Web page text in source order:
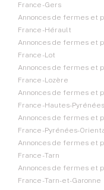
France - Gers
Annonces de fermes et
France - Hérault
Annonces de fermes et
France - Lot
Annonces de fermes et
France - Lozère
Annonces de fermes et
France - Hautes-Pyrénées
Annonces de fermes et
France - Pyrénées-
Annonces de fermes et
France - Tarn
Annonces de fermes et
France - Tarn-et-Garonne